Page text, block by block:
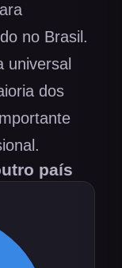
no Brasil.
universal
dos
país